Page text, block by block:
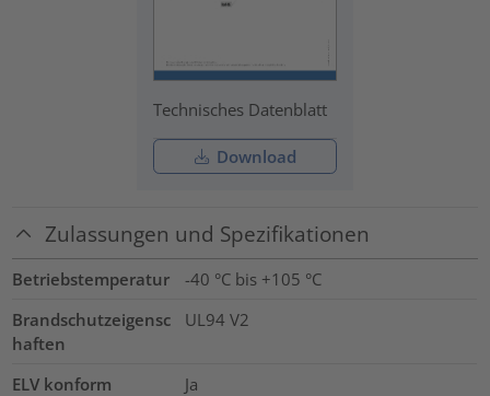
Technisches Datenblatt
Download
Zulassungen und Spezifikationen
Betriebstemperatur
-40 °C bis +105 °C
Brandschutzeigensc
haften
UL94 V2
ELV konform
Ja